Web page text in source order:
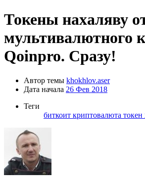
Токены нахаляву
мультивалютного
Qoinpro. Сразу!
Автор темы khokhlov.aser
Дата начала 26 Фев 2018
Теги
биткоит криптовалюта токен